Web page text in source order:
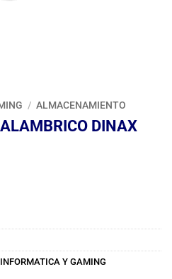
/ ALMACENAMIENTO
DINAX
INFORMATICA Y GAMING